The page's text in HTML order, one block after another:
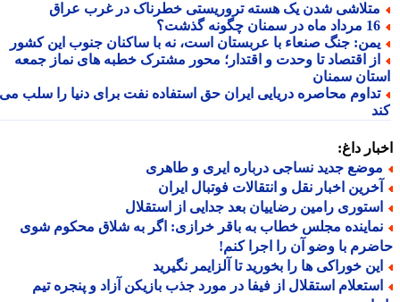
شدن یک هسته تروریستی خطرناک در غرب عراق
در سمنان چگونه گذشت؟
جنگ صنعاء با عربستان است، نه با ساکنان جنوب این کشور
اقتصاد تا وحدت و اقتدار؛ محور مشترک خطبه های نماز جمعه
سمنان
محاصره دریایی ایران حق استفاده نفت برای دنیا را سلب می
داغ:
جدید نساجی درباره ایری و طاهری
اخبار نقل و انتقالات فوتبال ایران
رامین رضاییان بعد جدایی از استقلال
مجلس خطاب به باقر خرازی: اگر به شلاق محکوم شوی
با وضو آن را اجرا کنم!
خوراکی ها را بخورید تا آلزایمر نگیرید
استقلال از فیفا در مورد جذب بازیکن آزاد و پنجره تیم